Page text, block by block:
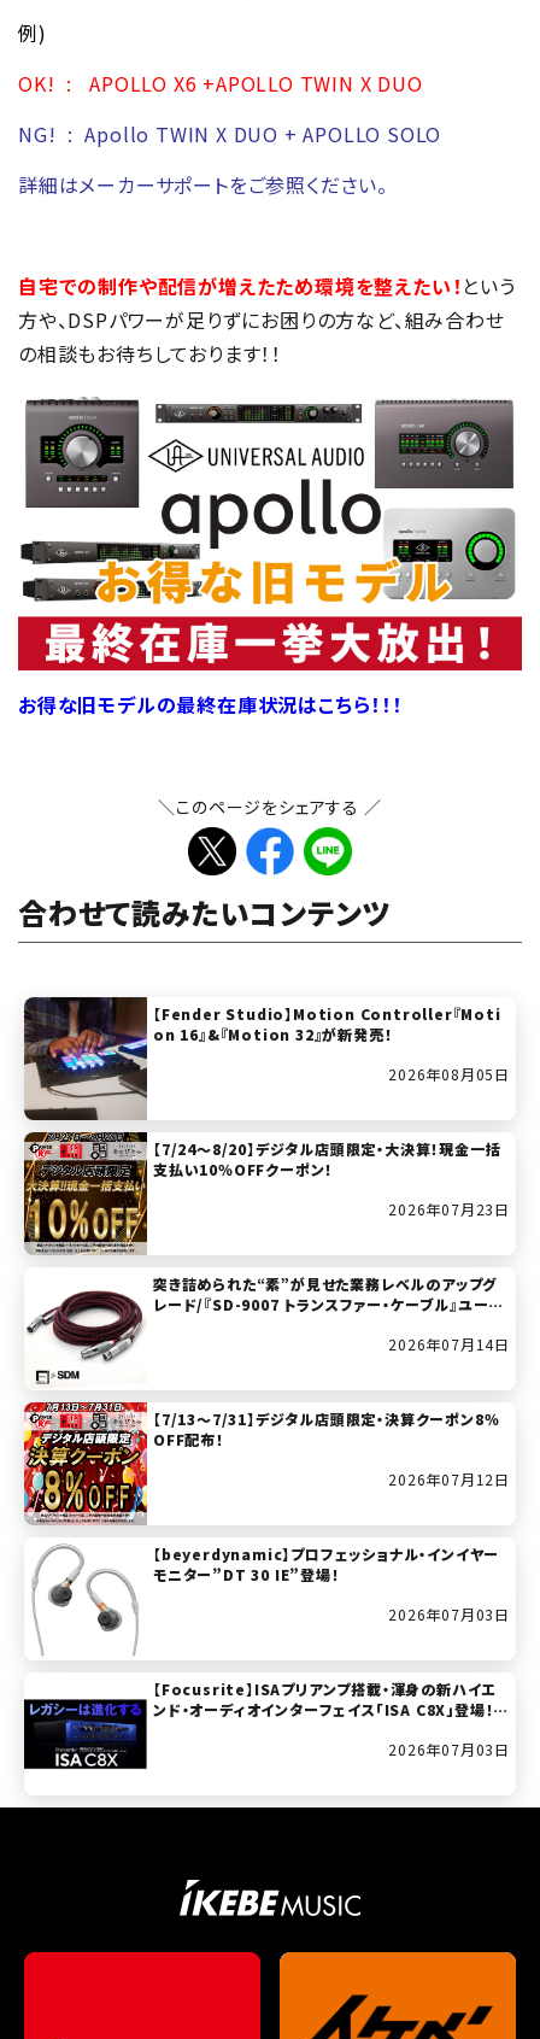
例)
OK! : APOLLO X6 +APOLLO TWIN X DUO
NG! : Apollo TWIN X DUO + APOLLO SOLO
詳細はメーカーサポートをご参照ください。
自宅での制作や配信が増えたため環境を整えたい！ という
方や、DSPパワーが足りずにお困りの方など、組み合わせ
の相談もお待ちしております！！
お得な旧モデルの最終在庫状況はこちら！！！
＼このページをシェアする ／
合わせて読みたいコンテンツ
【Fender Studio】Motion Controller『Moti
on 16』&『Motion 32』が新発売！
2026年08月05日
【7/24～8/20】デジタル店頭限定・大決算！現金一括
支払い10％OFFクーポン！
2026年07月23日
突き詰められた“素”が見せた業務レベルのアップグ
レード/『SD-9007 トランスファー・ケーブル』ユーザ
2026年07月14日
【7/13～7/31】デジタル店頭限定・決算クーポン8％
OFF配布！
2026年07月12日
【beyerdynamic】プロフェッショナル・インイヤー
モニター”DT 30 IE”登場！
2026年07月03日
【Focusrite】ISAプリアンプ搭載・渾身の新ハイエ
ンド・オーディオインターフェイス「ISA C8X」登場！(2
2026年07月03日